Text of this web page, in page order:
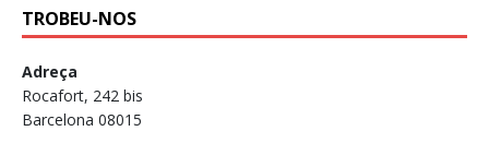
TROBEU-NOS
Adreça
Rocafort, 242 bis
Barcelona 08015